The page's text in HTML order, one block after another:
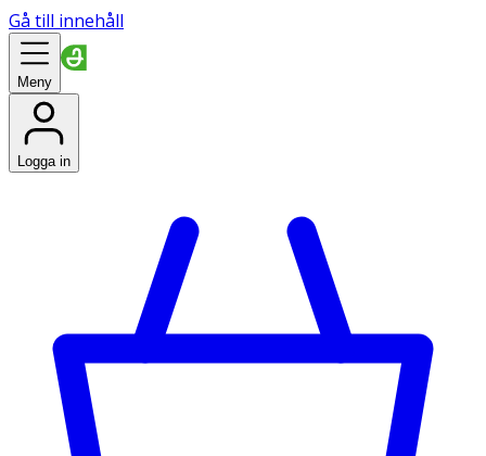
Gå till innehåll
Meny
Logga in